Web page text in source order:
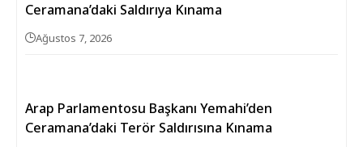
Ceramana’daki Saldırıya Kınama
Ağustos 7, 2026
Arap Parlamentosu Başkanı Yemahi’den
Ceramana’daki Terör Saldırısına Kınama